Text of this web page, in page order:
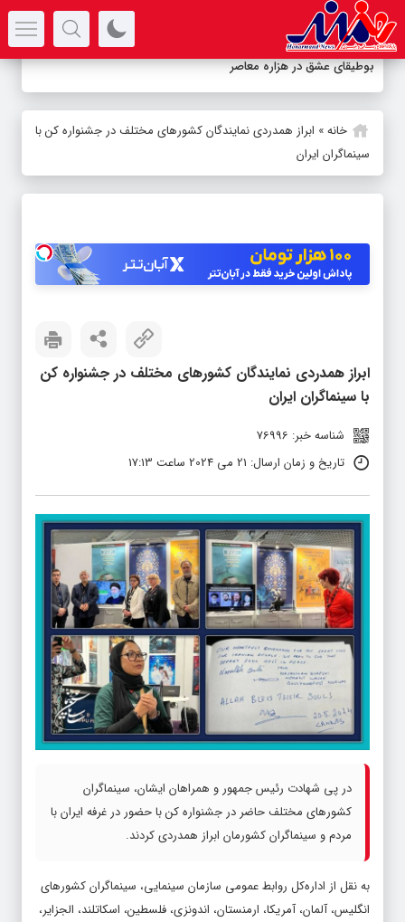
بوطیقای عشق در هزاره معاصر
خانه» ابراز همدردی نمایندگان کشورهای مختلف در جشنواره کن با
سینماگران ایران
ابراز همدردی نمایندگان کشورهای مختلف در جشنواره کن
با سینماگران ایران
شناسه خبر: 76996
تاریخ و زمان ارسال: 21 می 2024 ساعت 17:13
در پی شهادت رئیس جمهور و همراهان ایشان، سینماگران
کشورهای مختلف حاضر در جشنواره کن با حضور در غرفه ایران با
مردم و سینماگران کشورمان ابراز همدردی کردند.
به نقل از اداره‌کل روابط عمومی سازمان سینمایی، سینماگران کشورهای
انگلیس، آلمان، آمریکا، ارمنستان، اندونزی، فلسطین، اسکاتلند، الجزایر،